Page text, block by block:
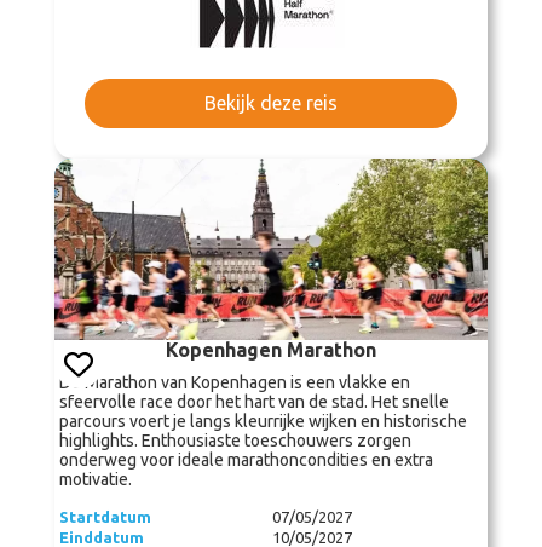
Bekijk deze reis
Kopenhagen Marathon
De Marathon van Kopenhagen is een vlakke en
sfeervolle race door het hart van de stad. Het snelle
parcours voert je langs kleurrijke wijken en historische
highlights. Enthousiaste toeschouwers zorgen
onderweg voor ideale marathoncondities en extra
motivatie.
Startdatum
07/05/2027
Einddatum
10/05/2027